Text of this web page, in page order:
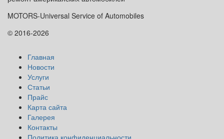
MOTORS-Universal Service of Automobiles
© 2016-2026
Главная
Новости
Услуги
Статьи
Прайс
Карта сайта
Галерея
Контакты
Политика конфиденциальности